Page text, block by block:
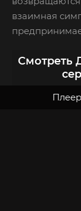
взаимная
Смотреть
Плеер